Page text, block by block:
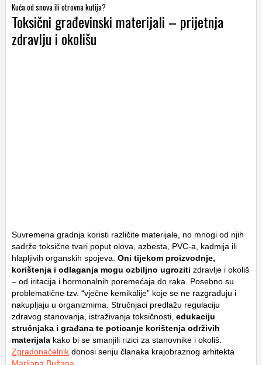
Kuća od snova ili otrovna kutija?
Toksični građevinski materijali – prijetnja
zdravlju i okolišu
Suvremena gradnja koristi različite materijale, no mnogi od njih
sadrže toksične tvari poput olova, azbesta, PVC-a, kadmija ili
hlapljivih organskih spojeva. Oni tijekom proizvodnje,
korištenja i odlaganja mogu ozbiljno ugroziti zdravlje i okoliš
– od iritacija i hormonalnih poremećaja do raka. Posebno su
problematične tzv. “vječne kemikalije” koje se ne razgrađuju i
nakupljaju u organizmima. Stručnjaci predlažu regulaciju
zdravog stanovanja, istraživanja toksičnosti, edukaciju
stručnjaka i građana te poticanje korištenja održivih
materijala kako bi se smanjili rizici za stanovnike i okoliš.
Zgradonačelnik donosi seriju članaka krajobraznog arhitekta